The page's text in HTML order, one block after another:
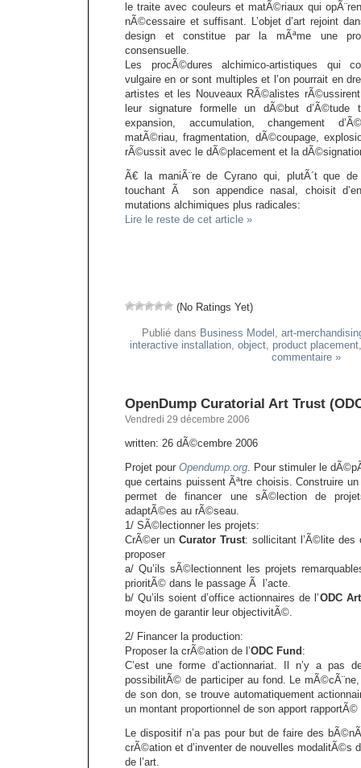
le traite avec couleurs et matÃ©riaux qui
nÃ©cessaire et suffisant. L’objet d’art rejoint
design et constitue par la mÃªme une
consensuelle.
Les procÃ©dures alchimico-artistiques qui
vulgaire en or sont multiples et l’on pourrait en
artistes et les Nouveaux RÃ©alistes
leur signature formelle un dÃ©but d’Ã©tude
expansion, accumulation, changement
matÃ©riau, fragmentation, dÃ©coupage,
rÃ©ussit avec le dÃ©placement et la
Ã€ la maniÃ¨re de Cyrano qui, plutÃ´t que
touchant Ã son appendice nasal, choisit
mutations alchimiques plus radicales:
Lire le reste de cet article »
(No Ratings Yet)
Publié dans Business Model , art-
interactive installation, object, product placement
commentaire »
OpenDump Curatorial Art Trust
Vendredi 29 décembre 2006
written: 26 dÃ©cembre 2006
Projet pour Opendump.org. Pour stimuler le
que certains puissent Ãªtre choisis. Construire
permet de financer une sÃ©lection de
adaptÃ©es au rÃ©seau.
1/ SÃ©lectionner les projets:
CrÃ©er un Curator Trust: sollicitant l’Ã©lite des
proposer
a/ Qu’ils sÃ©lectionnent les projets
prioritÃ© dans le passage Ã l’acte.
b/ Qu’ils soient d’office actionnaires de l’ODC
moyen de garantir leur objectivitÃ©.
2/ Financer la production:
Proposer la crÃ©ation de l’ODC Fund :
C’est une forme d’actionnariat. Il n’y a
possibilitÃ© de participer au fond. Le mÃ©cÃ¨ne,
de son don, se trouve automatiquement
un montant proportionnel de son apport
Le dispositif n’a pas pour but de faire des
crÃ©ation et d’inventer de nouvelles modalitÃ©s
de l’art.